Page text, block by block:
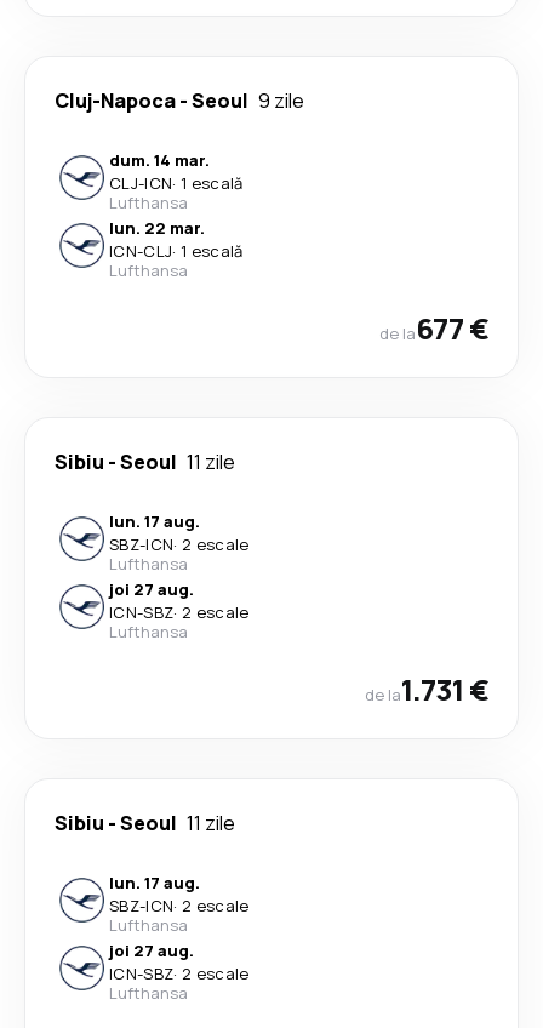
Cluj-Napoca-Seoul 9 zile
dum. 14 mar.
CLJ-ICN· 1 escală
Lufthansa
lun. 22 mar.
ICN-CLJ· 1 escală
Lufthansa
de la677 €
Sibiu -Seoul 11 zile
lun. 17 aug.
SBZ-ICN· 2 escale
Lufthansa
joi 27 aug.
ICN-SBZ· 2 escale
Lufthansa
de la1.731 €
Sibiu -Seoul 11 zile
lun. 17 aug.
SBZ-ICN· 2 escale
Lufthansa
joi 27 aug.
ICN-SBZ· 2 escale
Lufthansa